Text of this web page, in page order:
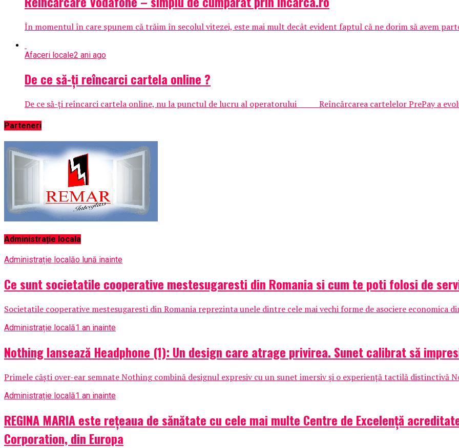
În momentul în care spunem că trăim în secolul vitezei, este mai mult decât evident faptul că ne dorim să avem
Afaceri locale2 ani ago
De ce să-ți reîncarci cartela online ?
De ce să-ți reîncarci cartela online, nu la punctul de lucru al operatorului Reîncărcarea cartelelor PrePay a
Parteneri
Administrație locala
Administrație localăo lună inainte
Ce sunt societatile cooperative mestesugaresti din Romania si cum te poti folosi de
Societatile cooperative mestesugaresti din Romania reprezinta unele dintre cele mai vechi forme de asociere economica
Administrație locală1 an inainte
Nothing lansează Headphone (1): Un design care atrage privirea. Sunet calibrat să
Primele căști over-ear semnate Nothing combină designul expresiv cu un sunet imersiv și o experiență tactilă distinctivă
Administrație locală1 an inainte
REGINA MARIA este rețeaua de sănătate cu cele mai multe Centre de Excelență
Corporation, din Europa